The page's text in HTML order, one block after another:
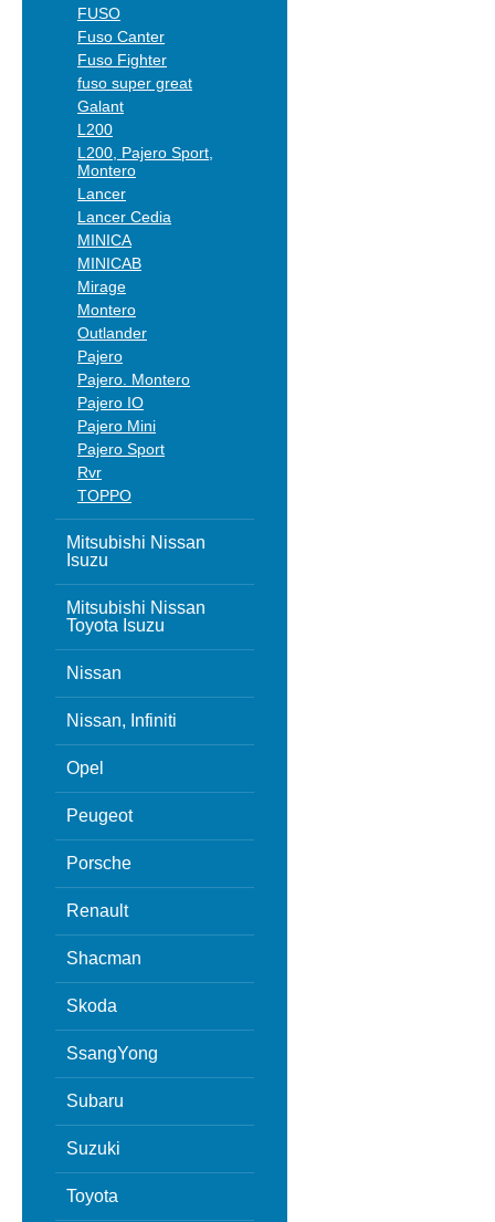
FUSO
Fuso Canter
Fuso Fighter
fuso super great
Galant
L200
L200, Pajero Sport,
Montero
Lancer
Lancer Cedia
MINICA
MINICAB
Mirage
Montero
Outlander
Pajero
Pajero. Montero
Pajero IO
Pajero Mini
Pajero Sport
Rvr
TOPPO
Mitsubishi Nissan
Isuzu
Mitsubishi Nissan
Toyota Isuzu
Nissan
Nissan, Infiniti
Opel
Peugeot
Porsche
Renault
Shacman
Skoda
SsangYong
Subaru
Suzuki
Toyota